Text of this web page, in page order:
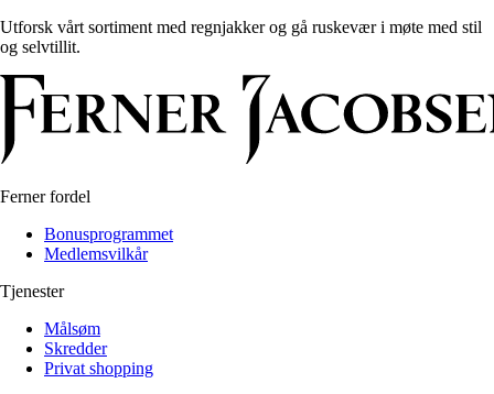
Utforsk vårt sortiment med regnjakker og gå ruskevær i møte med stil
og selvtillit.
Ferner fordel
Bonusprogrammet
Medlemsvilkår
Tjenester
Målsøm
Skredder
Privat shopping